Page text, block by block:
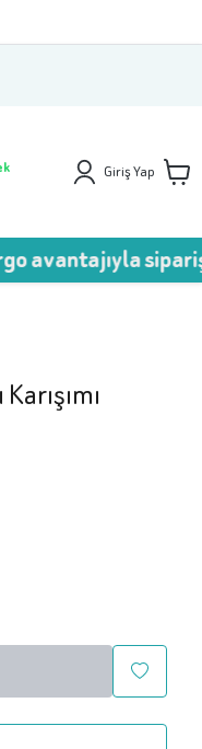
Giriş Yap
avantajıyla sipariş